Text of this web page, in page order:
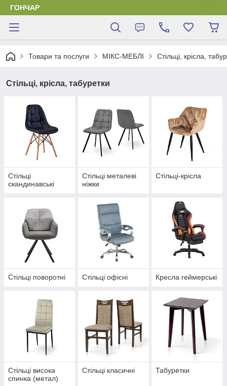
ГОНЧАР
Товари та послуги МІКС-МЕБЛІ Стільці, крісла,
Стільці, крісла, табуретки
Стільці
скандинавські
Стільці металеві
ніжки
Стільці-крісла
Стільці поворотні Стільці офісні Кресла геймерські
Стільці висока
спинка (метал)
Стільці класичні Табуретки